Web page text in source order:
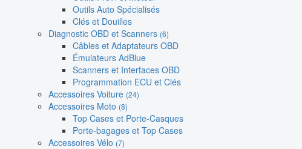
Outils Auto Spécialisés
Clés et Douilles
Diagnostic OBD et Scanners (6)
Câbles et Adaptateurs OBD
Émulateurs AdBlue
Scanners et Interfaces OBD
Programmation ECU et Clés
Accessoires Voiture (24)
Accessoires Moto (8)
Top Cases et Porte-Casques
Porte-bagages et Top Cases
Accessoires Vélo (7)